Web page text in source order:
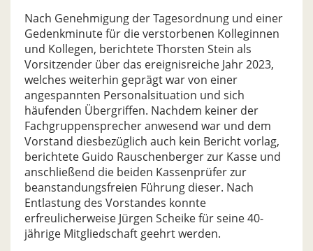
Nach Genehmigung der Tagesordnung und einer
Gedenkminute für die verstorbenen Kolleginnen
und Kollegen, berichtete Thorsten Stein als
Vorsitzender über das ereignisreiche Jahr 2023,
welches weiterhin geprägt war von einer
angespannten Personalsituation und sich
häufenden Übergriffen. Nachdem keiner der
Fachgruppensprecher anwesend war und dem
Vorstand diesbezüglich auch kein Bericht vorlag,
berichtete Guido Rauschenberger zur Kasse und
anschließend die beiden Kassenprüfer zur
beanstandungsfreien Führung dieser. Nach
Entlastung des Vorstandes konnte
erfreulicherweise Jürgen Scheike für seine 40-
jährige Mitgliedschaft geehrt werden.